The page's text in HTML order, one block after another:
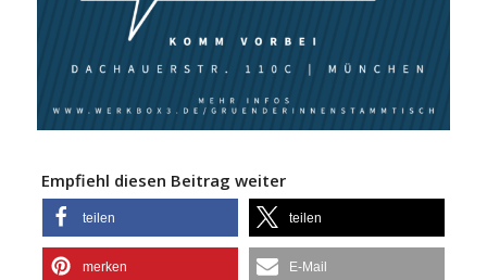
Empfiehl diesen Beitrag weiter
teilen teilen
merken E-Mail